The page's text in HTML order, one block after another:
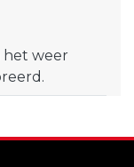
het weer